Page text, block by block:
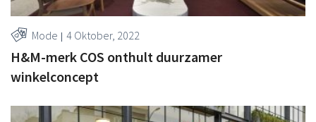
Mode 4 Oktober, 2022
H&M-merk COS onthult duurzamer
winkelconcept